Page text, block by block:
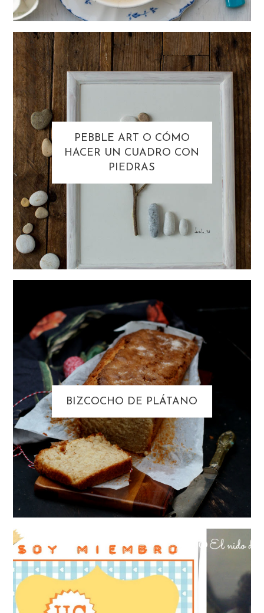
PEBBLE ART O CÓMO
HACER UN CUADRO CON
PIEDRAS
BIZCOCHO DE PLÁTANO